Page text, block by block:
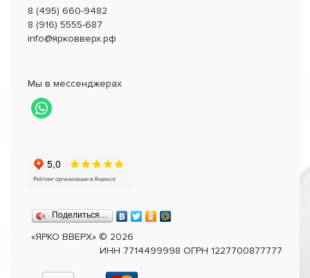
8 (495) 660-9482
8 (916) 5555-687
info@ярковверх.рф
Мы в мессенджерах
Поделиться…
«ЯРКО ВВЕРХ» © 2026
ИНН 7714499998 ОГРН 1227700877777